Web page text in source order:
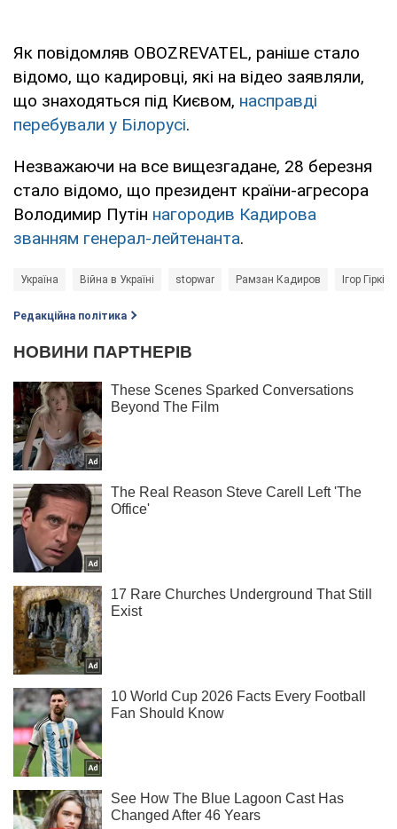
Як повідомляв OBOZREVATEL, раніше стало
відомо, що кадировці, які на відео заявляли,
що знаходяться під Києвом, насправді
перебували у Білорусі.
Незважаючи на все вищезгадане, 28 березня
стало відомо, що президент країни-агресора
Володимир Путін нагородив Кадирова
званням генерал-лейтенанта.
Україна Війна в Україні stopwar Рамзан Кадиров Ігор
Редакційна політика